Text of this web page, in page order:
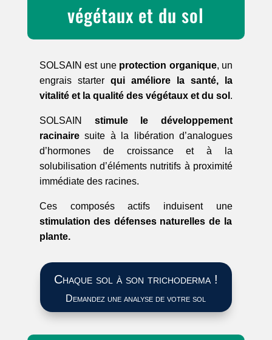
végétaux et du sol
SOLSAIN est une protection organique, un
engrais starter qui améliore la santé, la
vitalité et la qualité des végétaux et du sol .
SOLSAIN
stimule le développement
racinairesuite à la libération d’analogues
d’hormones de croissance et à la
solubilisation d’éléments nutritifs à proximité
immédiate des racines.
Ces composés actifs induisent une
stimulation des défenses naturelles de la
plante.
Chaque sol à son trichoderma !
Demandez une analyse de votre sol